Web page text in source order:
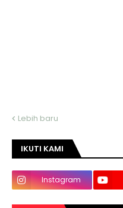
Lebih baru
IKUTI KAMI
Instagram